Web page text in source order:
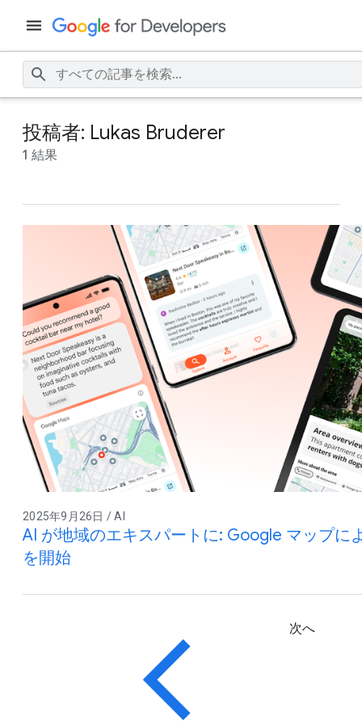
投稿者: Lukas Bruderer
1 結果
2025年9月26日 / AI
AI が地域のエキスパートに: Google マップに
を開始
次へ